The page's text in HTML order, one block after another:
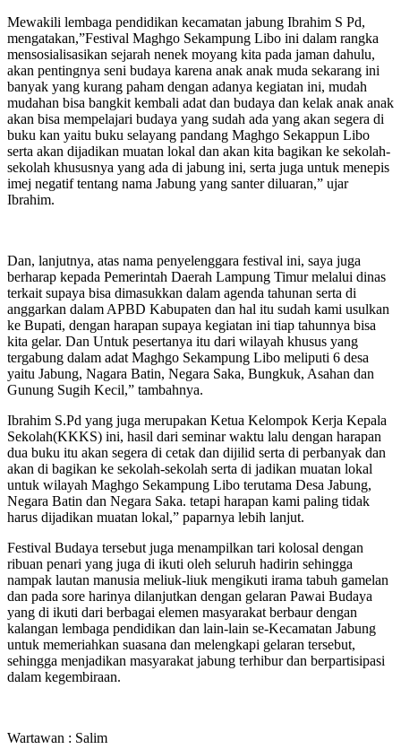
Mewakili lembaga pendidikan kecamatan jabung Ibrahim S Pd,
mengatakan,”Festival Maghgo Sekampung Libo ini dalam rangka
mensosialisasikan sejarah nenek moyang kita pada jaman dahulu,
akan pentingnya seni budaya karena anak anak muda sekarang ini
banyak yang kurang paham dengan adanya kegiatan ini, mudah
mudahan bisa bangkit kembali adat dan budaya dan kelak anak anak
akan bisa mempelajari budaya yang sudah ada yang akan segera di
buku kan yaitu buku selayang pandang Maghgo Sekappun Libo
serta akan dijadikan muatan lokal dan akan kita bagikan ke sekolah-
sekolah khususnya yang ada di jabung ini, serta juga untuk menepis
imej negatif tentang nama Jabung yang santer diluaran,” ujar
Ibrahim.
Dan, lanjutnya, atas nama penyelenggara festival ini, saya juga
berharap kepada Pemerintah Daerah Lampung Timur melalui dinas
terkait supaya bisa dimasukkan dalam agenda tahunan serta di
anggarkan dalam APBD Kabupaten dan hal itu sudah kami usulkan
ke Bupati, dengan harapan supaya kegiatan ini tiap tahunnya bisa
kita gelar. Dan Untuk pesertanya itu dari wilayah khusus yang
tergabung dalam adat Maghgo Sekampung Libo meliputi 6 desa
yaitu Jabung, Nagara Batin, Negara Saka, Bungkuk, Asahan dan
Gunung Sugih Kecil,” tambahnya.
Ibrahim S.Pd yang juga merupakan Ketua Kelompok Kerja Kepala
Sekolah(KKKS) ini, hasil dari seminar waktu lalu dengan harapan
dua buku itu akan segera di cetak dan dijilid serta di perbanyak dan
akan di bagikan ke sekolah-sekolah serta di jadikan muatan lokal
untuk wilayah Maghgo Sekampung Libo terutama Desa Jabung,
Negara Batin dan Negara Saka. tetapi harapan kami paling tidak
harus dijadikan muatan lokal,” paparnya lebih lanjut.
Festival Budaya tersebut juga menampilkan tari kolosal dengan
ribuan penari yang juga di ikuti oleh seluruh hadirin sehingga
nampak lautan manusia meliuk-liuk mengikuti irama tabuh gamelan
dan pada sore harinya dilanjutkan dengan gelaran Pawai Budaya
yang di ikuti dari berbagai elemen masyarakat berbaur dengan
kalangan lembaga pendidikan dan lain-lain se-Kecamatan Jabung
untuk memeriahkan suasana dan melengkapi gelaran tersebut,
sehingga menjadikan masyarakat jabung terhibur dan berpartisipasi
dalam kegembiraan.
Wartawan : Salim